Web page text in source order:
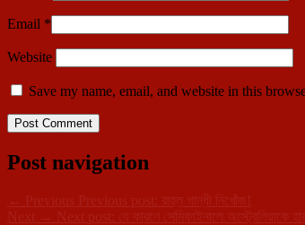
Email *
Website
Save my name, email, and website in this
Post navigation
← Previous Previous post:
রাহুল গান্ধী নিখোঁজ!
Next → Next post: যে কারণে সেমিফাইনালে অস্ট্রেলিয়াকে